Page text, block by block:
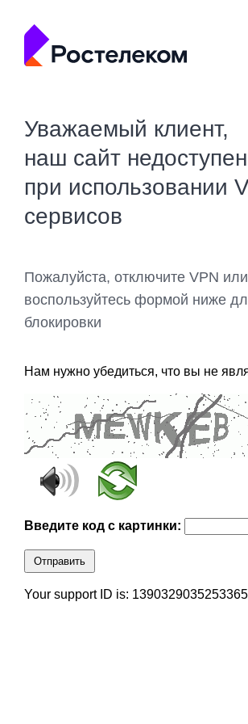
Уважаемый клиент,
наш сайт недоступен
при использовании
сервисов
Пожалуйста, отключите VPN или
воспользуйтесь формой ниже
блокировки
Нам нужно убедиться, что вы не
Введите код с картинки:
Отправить
Your support ID is: